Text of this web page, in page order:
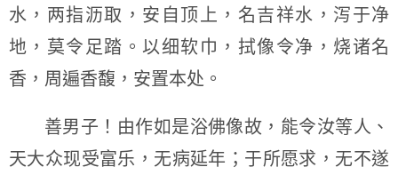
水，两指沥取，安自顶上，名吉祥水，泻于净
地，莫令足踏。以细软巾，拭像令净，烧诸名
香，周遍香馥，安置本处。
善男子！由作如是浴佛像故，能令汝等人、
天大众现受富乐，无病延年；于所愿求，无不遂